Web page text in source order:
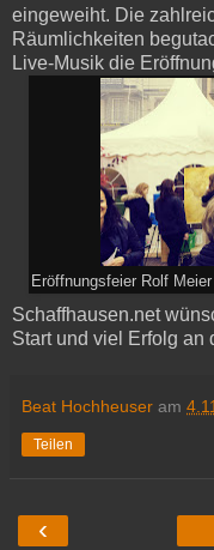
eingeweiht. Die
Räumlichkeiten
Live-Musik die
Eröffnungsfeier Rolf
Schaffhausen.net
Start und viel Erfolg an
Beat Hochheuser am
Teilen
‹